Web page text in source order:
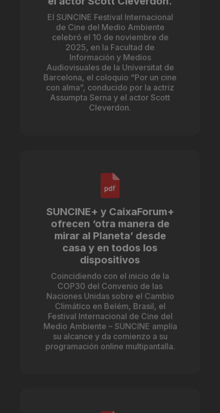
El SUNCINE Festival Internacional
de Cine del Medio Ambiente
celebró el 10 de noviembre de
2025, en la Facultad de
Información y Medios
Audiovisuales de la Universitat de
Barcelona, el coloquio “Por un cine
con alma”, conducido por la actriz
Assumpta Serna y el actor Scott
Cleverdon.
SUNCINE+ y CaixaForum+
ofrecen ‘otra manera de
mirar al Planeta’ desde
casa y en todos los
dispositivos
Coincidiendo con el inicio de la
COP30 del Convenio de las
Naciones Unidas sobre el Cambio
Climático en Belém, Brasil, el
Festival Internacional de Cine del
Medio Ambiente – SUNCINE amplía
su alcance y da comienzo a su
programación online multipantalla.